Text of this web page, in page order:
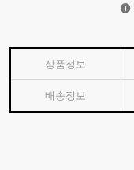
상품정보
배송정보